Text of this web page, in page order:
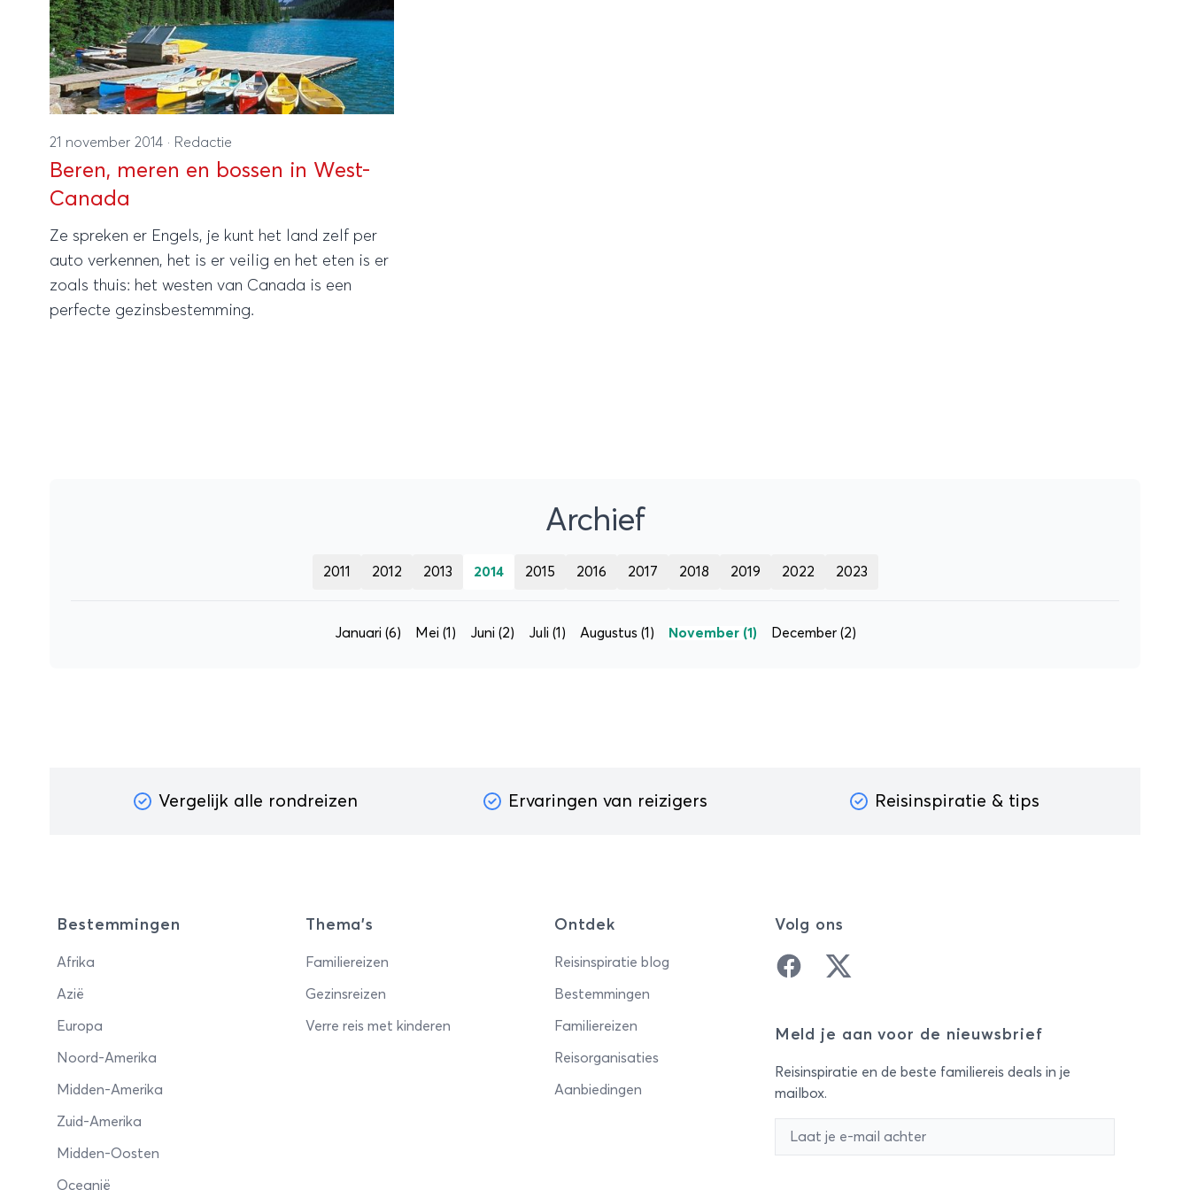
21 november 2014 · Redactie
Beren, meren en bossen in West-
Canada
Ze spreken er Engels, je kunt het land zelf per
auto verkennen, het is er veilig en het eten is er
zoals thuis: het westen van Canada is een
perfecte gezinsbestemming.
Archief
2011 2012 2013 2014 2015 2016 2017 2018 2019 2022 2023
Januari (6) Mei (1) Juni (2) Juli (1) Augustus (1) November (1) December (2)
Vergelijk alle rondreizen Ervaringen van reizigers Reisinspiratie & tips
Bestemmingen
Afrika
Azië
Europa
Noord-Amerika
Midden-Amerika
Zuid-Amerika
Midden-Oosten
Oceanië
Thema's
Familiereizen
Gezinsreizen
Verre reis met kinderen
Ontdek
Reisinspiratie blog
Bestemmingen
Familiereizen
Reisorganisaties
Aanbiedingen
Volg ons
FacebookTwitter
Meld je aan voor de nieuwsbrief
Reisinspiratie en de beste familiereis deals in je
mailbox.